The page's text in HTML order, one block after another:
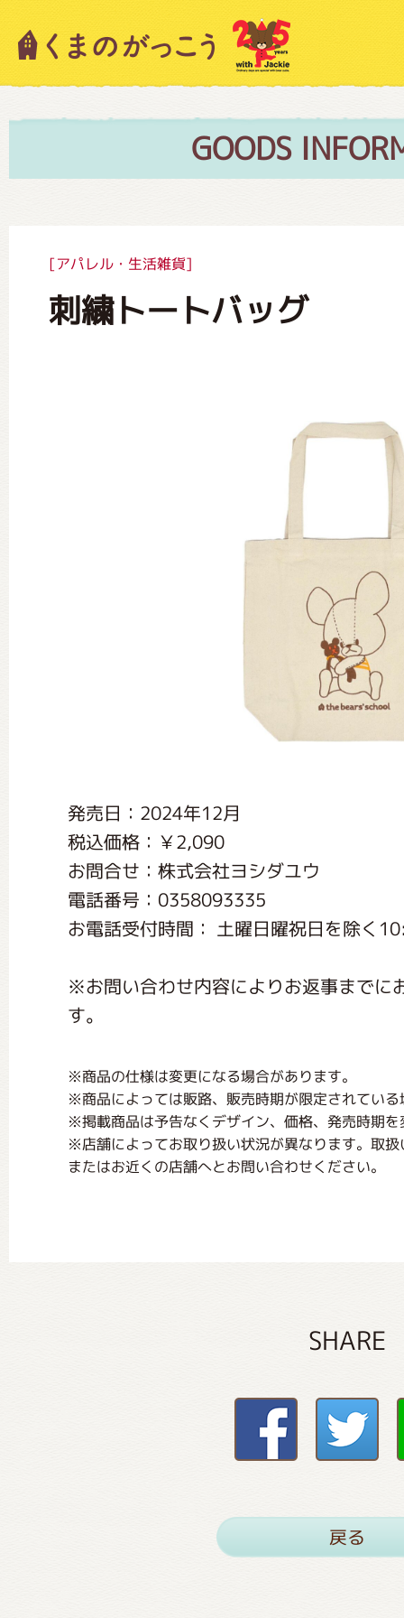
GOODS
[アパレル・生活雑貨]
刺繍トートバッグ
発売日：2024年12月
税込価格：￥2,090
お問合せ：株式会社ヨシダユウ
電話番号：0358093335
お電話受付時間： 土曜日曜祝日を除く
※お問い合わせ内容によりお返事までに
す。
※商品の仕様は変更になる場合があります。
※商品によっては販路、販売時期が限定されてい
※掲載商品は予告なくデザイン、価格、発売時期
※店舗によってお取り扱い状況が異なります。取
またはお近くの店舗へとお問い合わせください。
SHARE
戻る
キャラクター紹介
絵本・作家紹介
グッズインフォメーション
おたのしみコンテンツ(クイズ・
チア ジャッキーズ！
くまのがっこう しょくいんしつ
くまのがっこう 家庭科部